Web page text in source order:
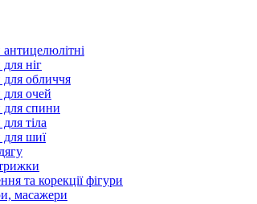
ніг
обличчя
очей
спини
тіла
шиї
та корекції фігури
масажери